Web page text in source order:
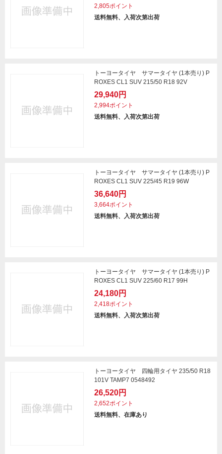
2,805ポイント
送料無料、入荷次第出荷
トーヨータイヤ サマータイヤ (1本売り) P
ROXES CL1 SUV 215/50 R18 92V
29,940円
2,994ポイント
送料無料、入荷次第出荷
トーヨータイヤ サマータイヤ (1本売り) P
ROXES CL1 SUV 225/45 R19 96W
36,640円
3,664ポイント
送料無料、入荷次第出荷
トーヨータイヤ サマータイヤ (1本売り) P
ROXES CL1 SUV 225/60 R17 99H
24,180円
2,418ポイント
送料無料、入荷次第出荷
トーヨータイヤ 四輪用タイヤ 235/50 R18
101V TAMP7 0548492
26,520円
2,652ポイント
送料無料、在庫あり